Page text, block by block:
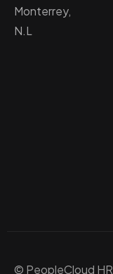
Monterrey,
N.L
© PeopleCloud